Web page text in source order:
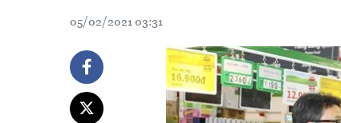
05/02/2021 03:31